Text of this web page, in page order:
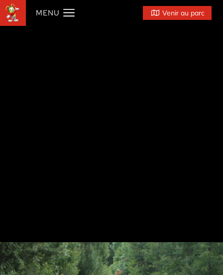
MENU Venir au parc